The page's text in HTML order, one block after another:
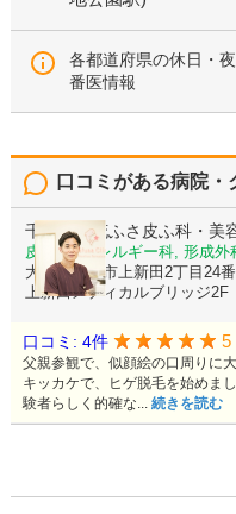
各都道府県の休日・
番医情報
口コミがある病院・
千里中央花ふさ皮ふ科・美
皮膚科, アレルギー科, 形成外
大阪府豊中市上新田2丁目24
上新田メディカルブリッジ2F
口コミ: 4件 5
父親参観で、似顔絵の口周りに
キッカケで、ヒゲ脱毛を始めま
験者らしく的確な... 続きを読む